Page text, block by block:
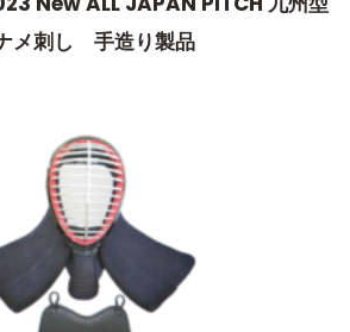
メ刺し 手造り製品